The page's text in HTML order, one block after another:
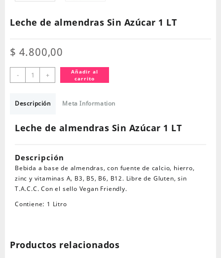
Leche de almendras Sin Azúcar 1 LT
$ 4.800,00
-
Leche
de
Sin
LT
+
Añadir al
carrito
Descripción Meta Information
Leche de almendras Sin Azúcar 1 LT
Descripción
Bebida a base de almendras, con fuente de calcio, hierro,
zinc y vitaminas A, B3, B5, B6, B12. Libre de Gluten, sin
T.A.C.C. Con el sello Vegan Friendly.
Contiene: 1 Litro
Productos relacionados